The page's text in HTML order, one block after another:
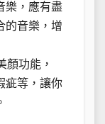
樂，應有盡
的音樂，增
顏功能，
疵等，讓你